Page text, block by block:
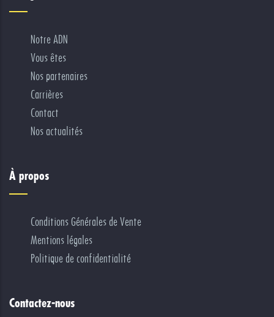
Notre ADN
Vous êtes
Nos partenaires
Carrières
Contact
Nos actualités
À propos
Conditions Générales de Vente
Mentions légales
Politique de confidentialité
Contactez-nous